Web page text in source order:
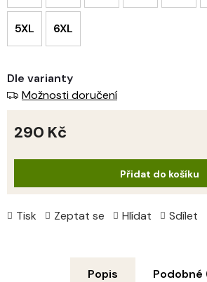
5XL 6XL
Tisk Zeptat se Hlídat Sdílet
Dle varianty
Možnosti doručení
290 Kč
Přidat do košíku
Popis Podobné